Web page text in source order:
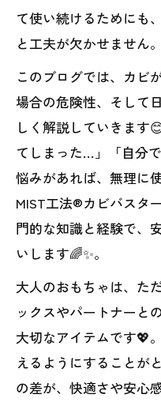
て使い続けるためにも
と工夫が欠かせません。
このブログでは、カビ
場合の危険性、そして
しく解説していきます
てしまった…」「自分
悩みがあれば、無理に
MIST工法®カビバスタ
門的な知識と経験で、
いします🌈✨。
大人のおもちゃは、た
ックスやパートナーと
大切なアイテムです💖
えるようにすることが
の差が、快適さや安心